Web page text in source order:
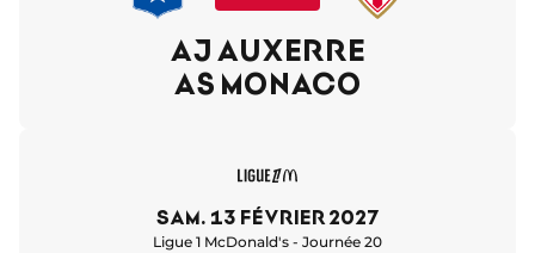
AJ AUXERRE
AS MONACO
sam. 13 février 2027
Ligue 1 McDonald's - Journée 20